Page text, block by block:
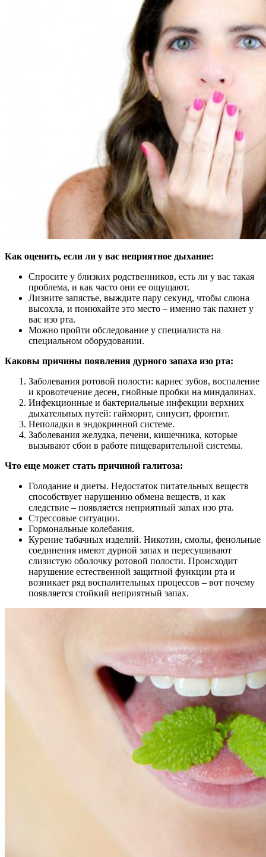
Как оценить, если ли у вас неприятное дыхание:
Спросите у близких родственников, есть ли у вас такая
проблема, и как часто они ее ощущают.
Лизните запястье, выждите пару секунд, чтобы слюна
высохла, и понюхайте это место – именно так пахнет у
вас изо рта.
Можно пройти обследование у специалиста на
специальном оборудовании.
Каковы причины появления дурного запаха изо рта:
Заболевания ротовой полости: кариес зубов, воспаление
и кровотечение десен, гнойные пробки на миндалинах.
Инфекционные и бактериальные инфекции верхних
дыхательных путей: гайморит, синусит, фронтит.
Неполадки в эндокринной системе.
Заболевания желудка, печени, кишечника, которые
вызывают сбои в работе пищеварительной системы.
Что еще может стать причиной галитоза:
Голодание и диеты. Недостаток питательных веществ
способствует нарушению обмена веществ, и как
следствие – появляется неприятный запах изо рта.
Стрессовые ситуации.
Гормональные колебания.
Курение табачных изделий. Никотин, смолы, фенольные
соединения имеют дурной запах и пересушивают
слизистую оболочку ротовой полости. Происходит
нарушение естественной защитной функции рта и
возникает ряд воспалительных процессов – вот почему
появляется стойкий неприятный запах.